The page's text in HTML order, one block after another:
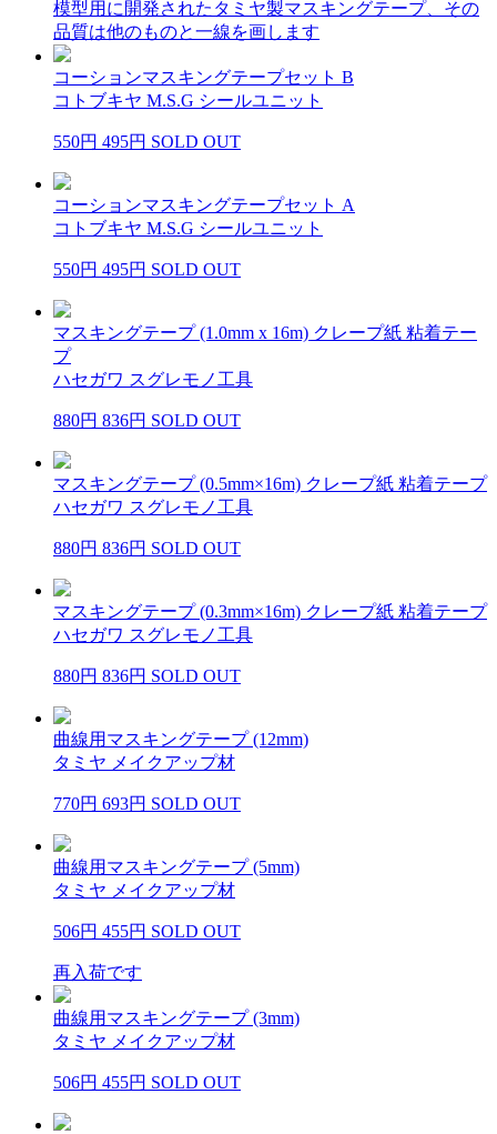
模型用に開発されたタミヤ製マスキングテープ、その
品質は他のものと一線を画します
コーションマスキングテープセット B
コトブキヤ M.S.G シールユニット
550円 495円 SOLD OUT
コーションマスキングテープセット A
コトブキヤ M.S.G シールユニット
550円 495円 SOLD OUT
マスキングテープ (1.0mm x 16m) クレープ紙 粘着テー
プ
ハセガワ スグレモノ工具
880円 836円 SOLD OUT
マスキングテープ (0.5mm×16m) クレープ紙 粘着テープ
ハセガワ スグレモノ工具
880円 836円 SOLD OUT
マスキングテープ (0.3mm×16m) クレープ紙 粘着テープ
ハセガワ スグレモノ工具
880円 836円 SOLD OUT
曲線用マスキングテープ (12mm)
タミヤ メイクアップ材
770円 693円 SOLD OUT
曲線用マスキングテープ (5mm)
タミヤ メイクアップ材
506円 455円 SOLD OUT
再入荷です
曲線用マスキングテープ (3mm)
タミヤ メイクアップ材
506円 455円 SOLD OUT